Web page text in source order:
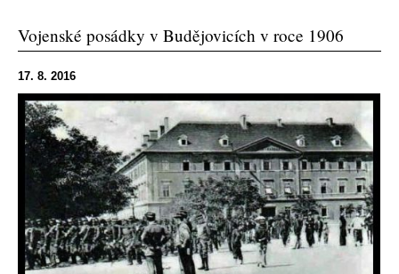
Vojenské posádky v Budějovicích v roce 1906
17. 8. 2016